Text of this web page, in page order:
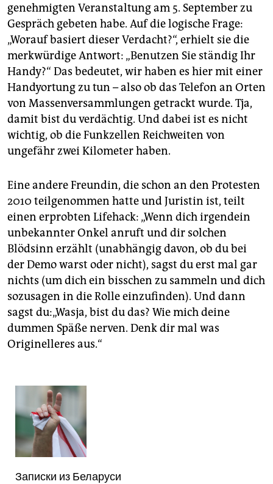
genehmigten Veranstaltung am 5. September zu
Gespräch gebeten habe. Auf die logische Frage:
„Worauf basiert dieser Verdacht?“, erhielt sie die
merkwürdige Antwort: „Benutzen Sie ständig Ihr
Handy?“ Das bedeutet, wir haben es hier mit einer
Handyortung zu tun – also ob das Telefon an Orten
von Massenversammlungen getrackt wurde. Tja,
damit bist du verdächtig. Und dabei ist es nicht
wichtig, ob die Funkzellen Reichweiten von
ungefähr zwei Kilometer haben.
Eine andere Freundin, die schon an den Protesten
2010 teilgenommen hatte und Juristin ist, teilt
einen erprobten Lifehack: „Wenn dich irgendein
unbekannter Onkel anruft und dir solchen
Blödsinn erzählt (unabhängig davon, ob du bei
der Demo warst oder nicht), sagst du erst mal gar
nichts (um dich ein bisschen zu sammeln und dich
sozusagen in die Rolle einzufinden). Und dann
sagst du:„Wasja, bist du das? Wie mich deine
dummen Späße nerven. Denk dir mal was
Originelleres aus.“
Записки из Беларуси